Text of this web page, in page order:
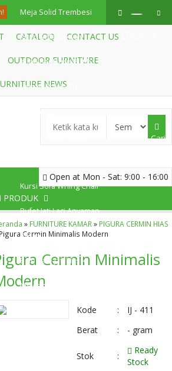
Meja Solid Trembesi
Kursi Sofa Mewah
Kursi Bar Duco Putih
Lemari Rak Buku
Kursi Sofa Whing Chair
Bufet Jati Laci Anyaman
Rotan
Bale Bale Jati Klasik
Mewah
Teak Coffe Table
CATALOQ CONTACT US
OUTDOOR FURNITURE
NEWS
Cari
Open at Mon - Sat: 9:00 - 16:00
PRODUK
» FURNITURE KAMAR » PIGURA CERMIN HIAS
Pigura Cermin Minimalis Modern
Cermin Minimalis
Kode :
IJ - 411
Berat
: - gram
Stok :
Ready
Stock